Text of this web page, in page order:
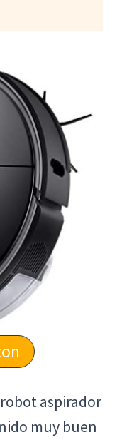
aspirador
muy buen